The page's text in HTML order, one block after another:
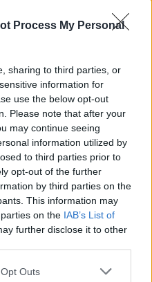
Process My Personal
sharing to third parties, or
information for
use the below opt-out
Please note that after your
may continue seeing
information utilized by
to third parties prior to
opt-out of the further
by third parties on the
This information may
on the IAB’s List of
further disclose it to other
Outs
Manchester
City
dicembre
Manchester